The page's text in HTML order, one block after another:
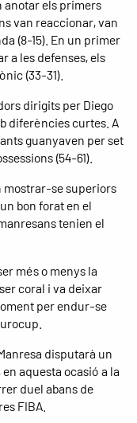
anotar els primers
van reaccionar, van
(8-15). En un primer
a les defenses, els
(33-31).
dirigits per Diego
diferències curtes. A
guanyaven per set
(54-61).
mostrar-se superiors
bon forat en el
tenien el
més o menys la
coral i va deixar
per endur-se
disputarà un
aquesta ocasió a la
duel abans de
FIBA.